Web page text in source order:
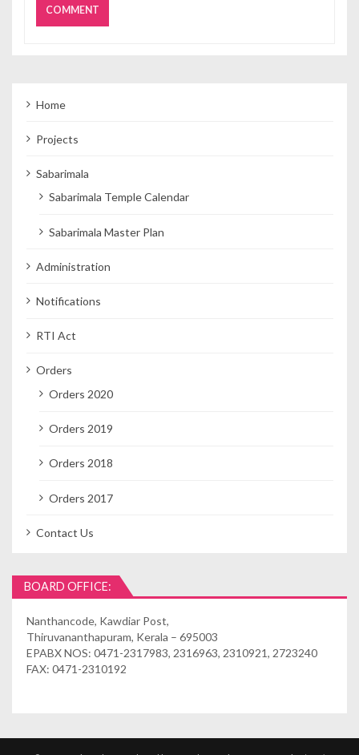
Home
Projects
Sabarimala
Sabarimala Temple Calendar
Sabarimala Master Plan
Administration
Notifications
RTI Act
Orders
Orders 2020
Orders 2019
Orders 2018
Orders 2017
Contact Us
BOARD OFFICE:
Nanthancode, Kawdiar Post,
Thiruvananthapuram, Kerala – 695003
EPABX NOS: 0471-2317983, 2316963, 2310921, 2723240
FAX: 0471-2310192